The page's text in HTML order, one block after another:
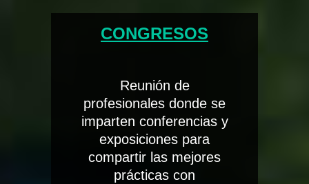
CONGRESOS
Reunión de
profesionales donde se
imparten conferencias y
exposiciones para
compartir las mejores
prácticas con